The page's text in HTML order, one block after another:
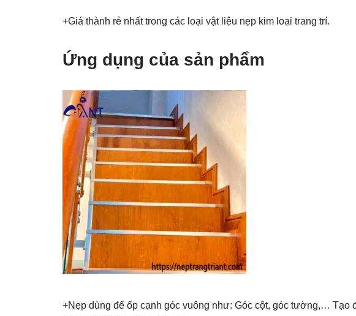
+Giá thành rẻ nhất trong các loại vật liệu nẹp kim loại trang trí.
Ứng dụng của sản phẩm
+Nẹp dùng để ốp cạnh góc vuông như: Góc cột, góc tường,… Tạo